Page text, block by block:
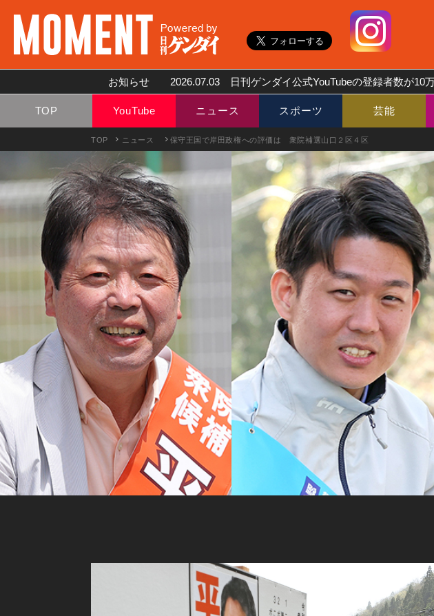
お知らせ 2026.07.03 日刊ゲンダイ公式YouTubeの登録者数が10
TOP YouTube ニュース スポーツ 芸能
TOP ニュース 保守王国で岸田政権への評価は 衆院補選山口２区４区